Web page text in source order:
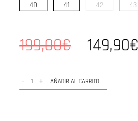
40 41 42 43
199,00€ 149,90€
- + AÑADIR AL CARRITO